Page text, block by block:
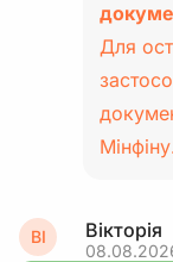
Для
ВІ Вікторія